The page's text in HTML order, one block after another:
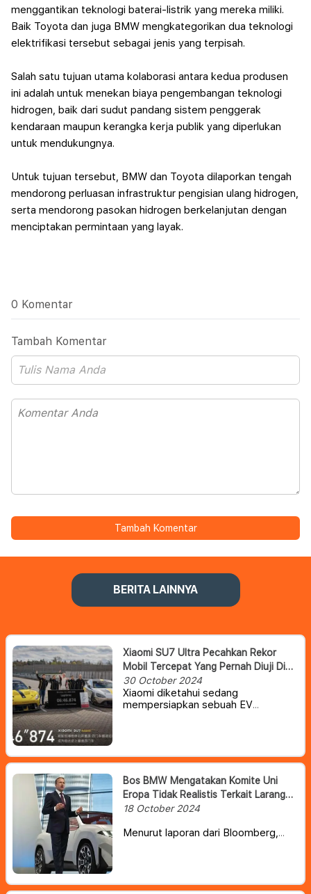
menggantikan teknologi baterai-listrik yang mereka miliki.
Baik Toyota dan juga BMW mengkategorikan dua teknologi
elektrifikasi tersebut sebagai jenis yang terpisah.
Salah satu tujuan utama kolaborasi antara kedua produsen
ini adalah untuk menekan biaya pengembangan teknologi
hidrogen, baik dari sudut pandang sistem penggerak
kendaraan maupun kerangka kerja publik yang diperlukan
untuk mendukungnya.
Untuk tujuan tersebut, BMW dan Toyota dilaporkan tengah
mendorong perluasan infrastruktur pengisian ulang hidrogen,
serta mendorong pasokan hidrogen berkelanjutan dengan
menciptakan permintaan yang layak.
0 Komentar
Tambah Komentar
Tambah Komentar
BERITA LAINNYA
Xiaomi SU7 Ultra Pecahkan Rekor
Mobil Tercepat Yang Pernah Diuji Di
Sirkuit Nurburgring
30 October 2024
Xiaomi diketahui sedang
mempersiapkan sebuah EV
dengan mencoba memecahkan
sebuah rekor lap tercepat di sirkuit
legendaris Nurburgring Nordsleife.
Bos BMW Mengatakan Komite Uni
Eropa Tidak Realistis Terkait Larangan
Penjualan Mobil Bensin
18 October 2024
Menurut laporan dari Bloomberg,